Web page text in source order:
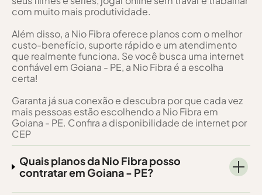
com muito mais produtividade.
Além disso, a Nio Fibra oferece planos com o melhor
custo-benefício, suporte rápido e um atendimento
que realmente funciona. Se você busca uma internet
confiável em Goiana - PE, a Nio Fibra é a escolha
certa!
Garanta já sua conexão e descubra por que cada vez
mais pessoas estão escolhendo a Nio Fibra em
Goiana - PE. Confira a disponibilidade de internet por
CEP
Quais planos da Nio Fibra posso
contratar em Goiana - PE?